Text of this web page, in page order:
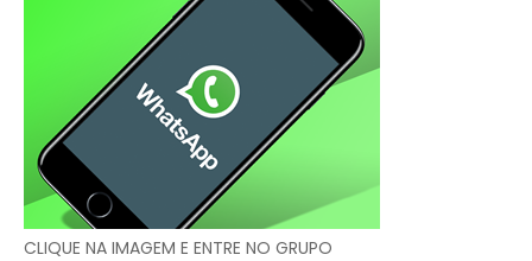
CLIQUE NA IMAGEM E ENTRE NO GRUPO